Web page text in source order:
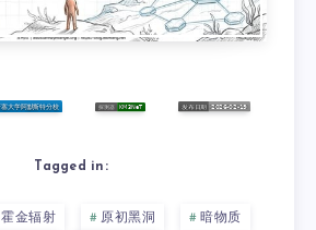
Tagged in:
霍金辐射 原初黑洞
暗物质